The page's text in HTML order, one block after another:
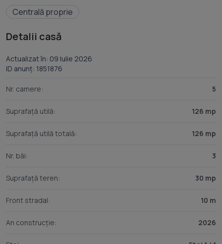
Parter: hol de acces, living, bucătărie, dormitor, baie,
terasă
Etaj: dormitor matrimonial cu baie proprie și dressing, 2
dormitoare, baie
Centrală proprie
Detalii casă
Actualizat în: 09 Iulie 2026
ID anunț: 1851876
Nr. camere: 5
Suprafață utilă: 126 mp
Suprafață utilă totală: 126 mp
Nr. băi: 3
Suprafață teren: 30 mp
Front stradal: 10 m
An construcție: 2026